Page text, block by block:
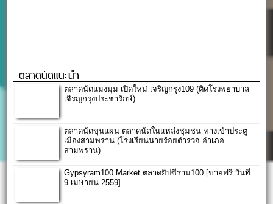
ตลาดนัดแนะนำ
ตลาดนัดแมงมุม เปิดใหม่ เจริญกรุง109 (ติดโรงพยาบาล
เจิรญกรุงประชารักษ์)
ตลาดนัดขุนแผน ตลาดนัดในแหล่งชุมชน ทางเข้าประตู
เมืองสามพราน (โรงเรียนนายร้อยตำรวจ อำเภอ
สามพราน)
Gypsyram100 Market ตลาดยิปซีราม100 [ขายฟรี วันที่
9 เมษายน 2559]